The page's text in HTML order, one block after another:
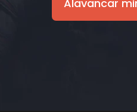
Alavancar